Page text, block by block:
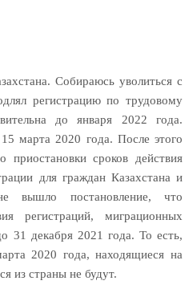
Собираюсь уволиться с
регистрацию по трудовому
до января 2022 года.
марта 2020 года. После этого
приостановки сроков действия
для граждан Казахстана и
вышло постановление, что
регистраций, миграционных
31 декабря 2021 года. То есть,
2020 года, находящиеся на
из страны не будут.